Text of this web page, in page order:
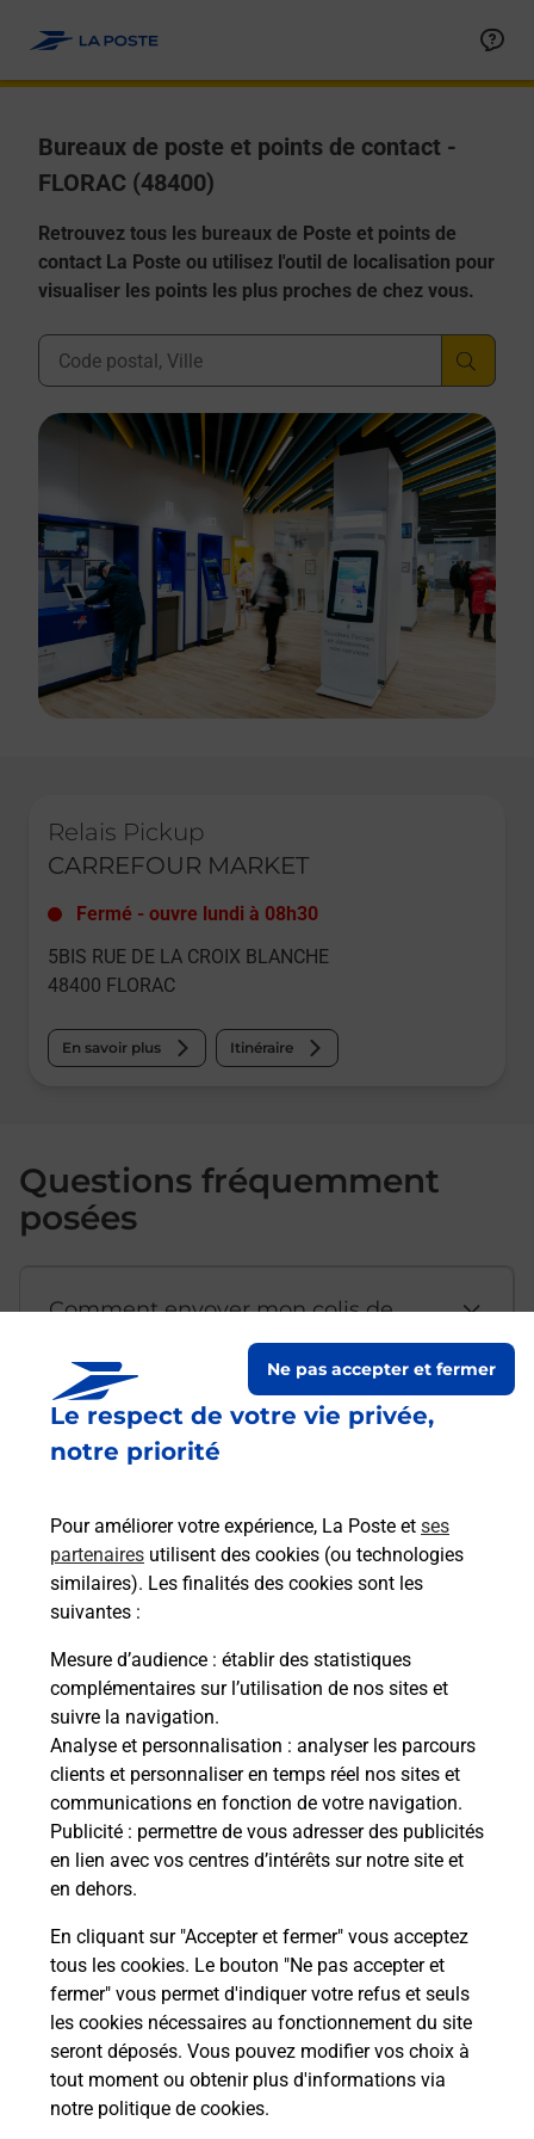
Le respect de votre vie privée,
notre priorité
Pour améliorer votre expérience, La Poste et ses
partenaires utilisent des cookies (ou technologies
similaires). Les finalités des cookies sont les
suivantes :
Mesure d’audience : établir des statistiques
complémentaires sur l’utilisation de nos sites et
suivre la navigation.
Analyse et personnalisation : analyser les parcours
clients et personnaliser en temps réel nos sites et
communications en fonction de votre navigation.
Publicité : permettre de vous adresser des publicités
en lien avec vos centres d’intérêts sur notre site et
en dehors.
En cliquant sur "Accepter et fermer" vous acceptez
tous les cookies. Le bouton "Ne pas accepter et
fermer" vous permet d'indiquer votre refus et seuls
les cookies nécessaires au fonctionnement du site
seront déposés. Vous pouvez modifier vos choix à
tout moment ou obtenir plus d'informations via
notre politique de cookies.
Ne pas accepter et fermer
Bureaux de poste et points de contact -
FLORAC (48400)
Retrouvez tous les bureaux de Poste et points de
contact La Poste ou utilisez l'outil de localisation pour
visualiser les points les plus proches de chez vous.
Ville, Département, Code Postal
Relais Pickup
CARREFOUR MARKET
Fermé - ouvre lundi à 08h30
5BIS RUE DE LA CROIX BLANCHE
48400 FLORAC
En savoir plus Itinéraire
Questions fréquemment
posées
Comment envoyer mon colis de
Est-il possible d’acheter un
emballage directement depuis un
Comment demander une
modification de livraison ?
Comment La Poste participe-t-elle
à votre sécurité au quotidien ?
Puis-je passer mon code de la route
avec La Poste et sous quelles
conditions ?
Localiser Liste Lozère FLORAC